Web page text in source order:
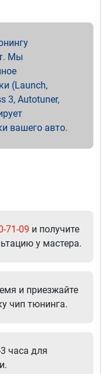
Мы
(Launch,
3, Autotuner,
вашего авто.
71-09 и получите
у мастера.
и приезжайте
чип тюнинга.
часа для